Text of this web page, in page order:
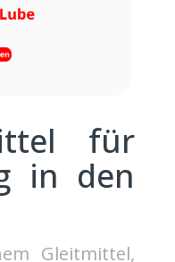
für
in den
Gleitmittel,